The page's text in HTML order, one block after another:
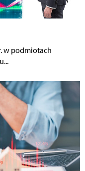
w podmiotach